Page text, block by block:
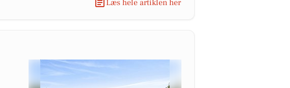
Læs hele artiklen her